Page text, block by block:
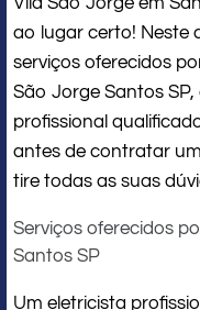
ao lugar certo! Neste
serviços oferecidos
São Jorge Santos
profissional
antes de contratar
tire todas as suas
Serviços oferecidos
Santos SP
Um eletricista